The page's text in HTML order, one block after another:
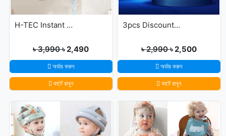
H-TEC Instant Portable Geyser
৳ 3,990৳ 2,490
অর্ডার করুন
কার্টে রাখুন
3pcs Discount Package (Dua Door Bell, Islamic Calling Bell, Plug In Quran)
৳ 2,990৳ 2,500
অর্ডার করুন
কার্টে রাখুন